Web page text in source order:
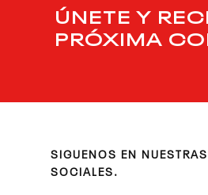
ÚNETE Y
PRÓXIMA
SIGUENOS EN NUESTRAS
SOCIALES.